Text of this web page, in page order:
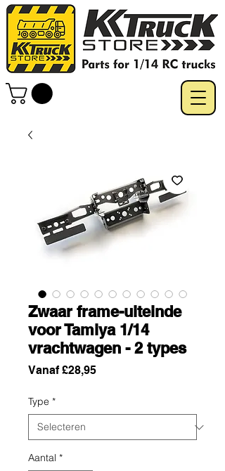
Zwaar frame-uiteinde
voor Tamiya 1/14
vrachtwagen - 2 types
Vanaf£28,95Verkoopprijs
Type *
Aantal *